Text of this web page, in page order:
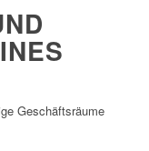
Geschäftsräume